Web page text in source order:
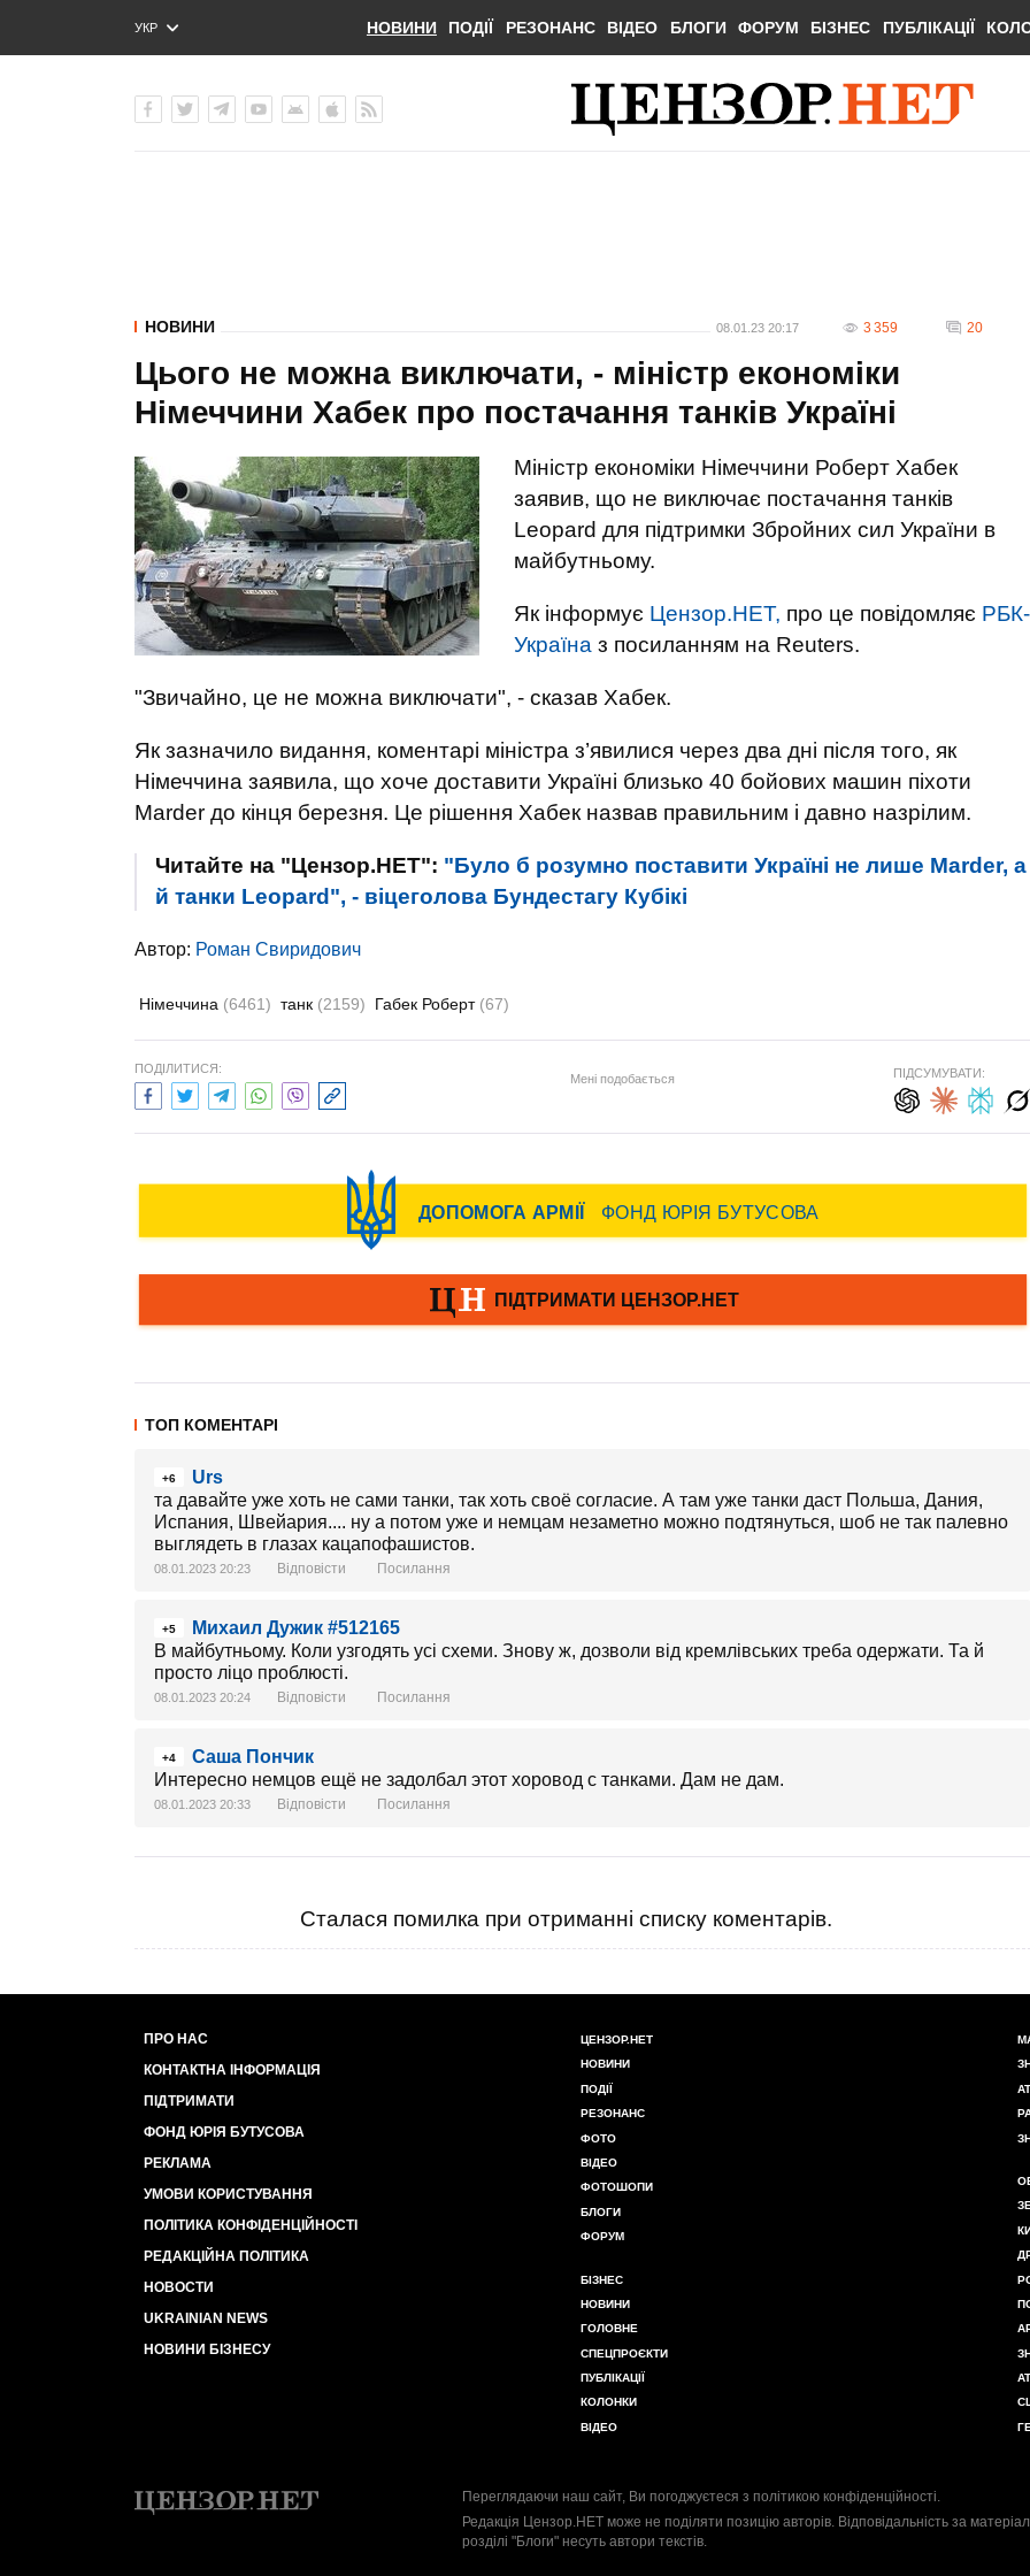
УКР
ENG
НОВИНИ ПОДІЇ РЕЗОНАНС ВІДЕО БЛОГИ ФОРУМ БІЗНЕС ПУБЛІКАЦІЇ
НОВИНИ 08.01.23 20:17 3 359 20
Цього не можна виключати, - міністр економіки
Німеччини Хабек про постачання танків Україні
Міністр економіки Німеччини Роберт Хабек
заявив, що не виключає постачання танків
Leopard для підтримки Збройних сил України в
майбутньому.
Як інформує Цензор.НЕТ, про це повідомляє РБК-
Україна з посиланням на Reuters.
"Звичайно, це не можна виключати", - сказав Хабек.
Як зазначило видання, коментарі міністра з’явилися через два дні після того, як
Німеччина заявила, що хоче доставити Україні близько 40 бойових машин піхоти
Marder до кінця березня. Це рішення Хабек назвав правильним і давно назрілим.
Читайте на "Цензор.НЕТ": "Було б розумно поставити Україні не лише Marder, а
й танки Leopard", - віцеголова Бундестагу Кубікі
Автор: Роман Свиридович
Німеччина (6461) танк (2159) Габек Роберт (67)
ПОДІЛИТИСЯ:
Мені подобається ПІДСУМУВАТИ:
ТОП КОМЕНТАРІ
+6
Urs
та давайте уже хоть не сами танки, так хоть своё согласие. А там уже танки даст Польша, Дания,
Испания, Швейария.... ну а потом уже и немцам незаметно можно подтянуться, шоб не так палевно
выглядеть в глазах кацапофашистов.
08.01.2023 20:23 Відповісти Посилання
+5
Михаил Дужик #512165
В майбутньому. Коли узгодять усі схеми. Знову ж, дозволи від кремлівських треба одержати. Та й
просто ліцо проблюсті.
08.01.2023 20:24 Відповісти Посилання
+4
Саша Пончик
Интересно немцов ещё не задолбал этот хоровод с танками. Дам не дам.
08.01.2023 20:33 Відповісти Посилання
Сталася помилка при отриманні списку коментарів.
ПРО НАС
КОНТАКТНА ІНФОРМАЦІЯ
ПІДТРИМАТИ
ФОНД ЮРІЯ БУТУСОВА
РЕКЛАМА
УМОВИ КОРИСТУВАННЯ
ПОЛІТИКА КОНФІДЕНЦІЙНОСТІ
РЕДАКЦІЙНА ПОЛІТИКА
НОВОСТИ
UKRAINIAN NEWS
НОВИНИ БІЗНЕСУ
ЦЕНЗОР.НЕТ
НОВИНИ
ПОДІЇ
РЕЗОНАНС
ФОТО
ВІДЕО
ФОТОШОПИ
БЛОГИ
ФОРУМ
БІЗНЕС
НОВИНИ
ГОЛОВНЕ
СПЕЦПРОЄКТИ
ПУБЛІКАЦІЇ
КОЛОНКИ
ВІДЕО
Переглядаючи наш сайт, Ви погоджуєтеся з політикою конфіденційності.
Редакція Цензор.НЕТ може не поділяти позицію авторів. Відповідальність за
розділі "Блоги" несуть автори текстів.